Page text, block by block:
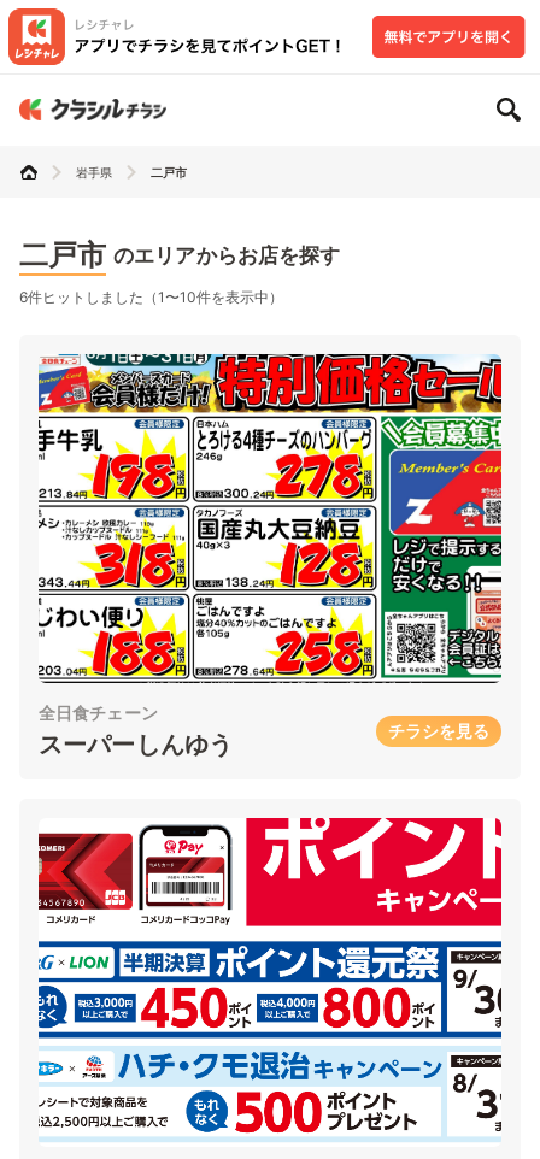
岩手県 二戸市
二戸市 のエリアからお店を探す
6件ヒットしました（1〜10件を表示中）
全日食チェーン
スーパーしんゆう チラシを見る